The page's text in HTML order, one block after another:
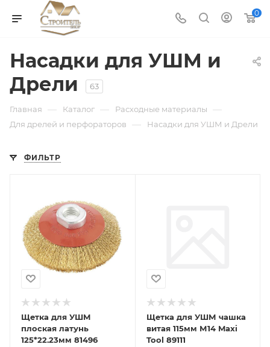
0
Насадки для УШМ и
Дрели
63
Главная — Каталог — Расходные материалы —
Для дрелей и перфораторов — Насадки для УШМ и Дрели
ФИЛЬТР
Щетка для УШМ
плоская латунь
125*22.23мм 81496
Щетка для УШМ чашка
витая 115мм М14 Maxi
Tool 89111